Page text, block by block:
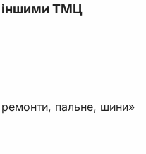
іншими ТМЦ
ремонти, пальне, шини»